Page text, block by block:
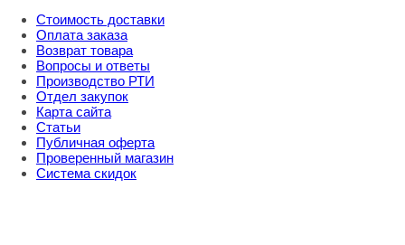
Стоимость доставки
Оплата заказа
Возврат товара
Вопросы и ответы
Производство РТИ
Отдел закупок
Карта сайта
Статьи
Публичная оферта
Проверенный магазин
Система скидок